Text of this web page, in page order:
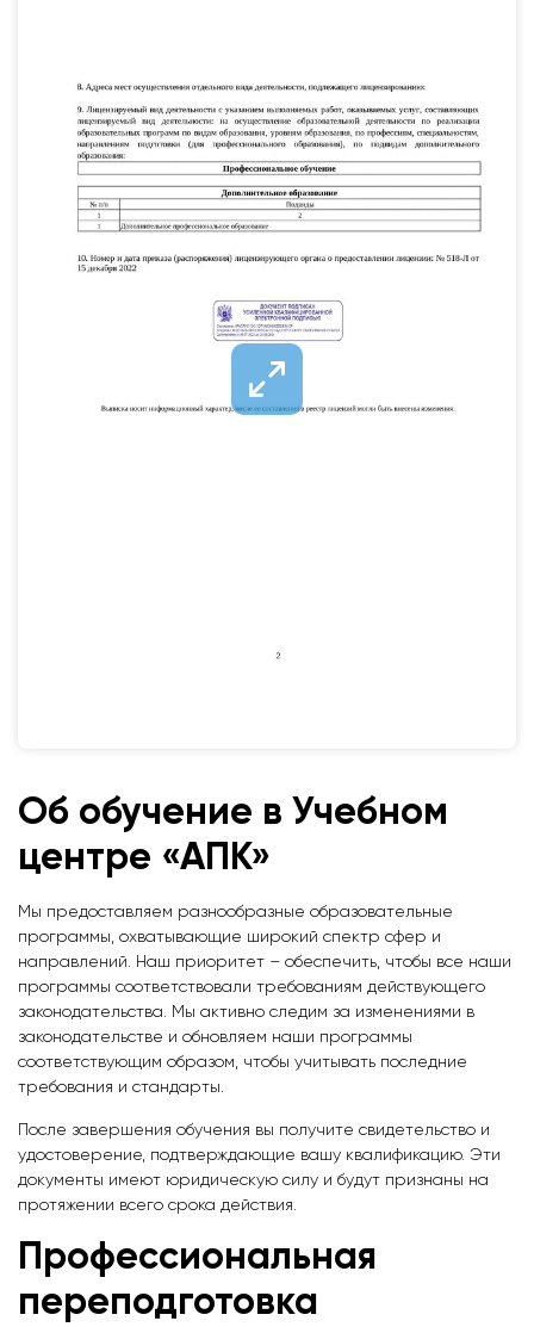
Об обучение в Учебном
центре «АПК»
Мы предоставляем разнообразные образовательные
программы, охватывающие широкий спектр сфер и
направлений. Наш приоритет – обеспечить, чтобы все наши
программы соответствовали требованиям действующего
законодательства. Мы активно следим за изменениями в
законодательстве и обновляем наши программы
соответствующим образом, чтобы учитывать последние
требования и стандарты.
После завершения обучения вы получите свидетельство и
удостоверение, подтверждающие вашу квалификацию. Эти
документы имеют юридическую силу и будут признаны на
протяжении всего срока действия.
Профессиональная
переподготовка